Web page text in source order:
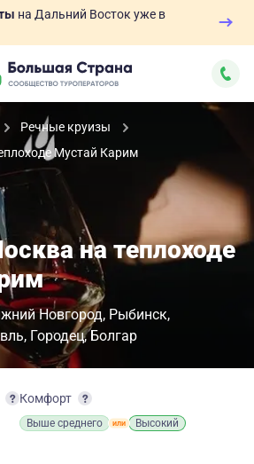
на Дальний Восток уже в
Речные круизы
Мустай Карим
на теплоходе
Новгород Рыбинск
Городец Болгар
Комфорт
Выше среднего Высокий